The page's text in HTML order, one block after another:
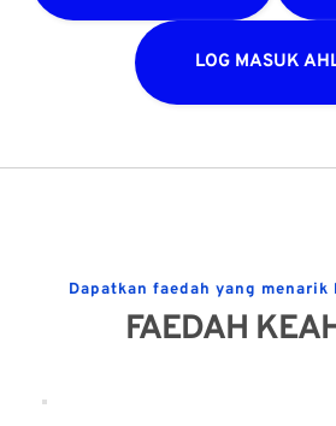
LOG MASUK
Dapatkan faedah yang menarik
FAEDAH